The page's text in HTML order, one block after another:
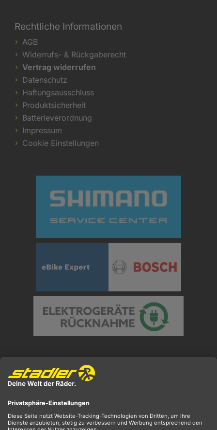
Rechtliche Informationen
AGB
Widerrufs- & Rückgaberecht
Vertrag widerrufen
Datenschutz
Haftungsausschluss
Produktsicherheit
Batterieverordnung
Impressum
Cookie Einstellungen